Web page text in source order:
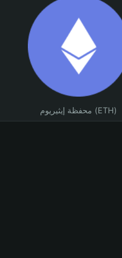
محفظة إيثيريوم (ETH)